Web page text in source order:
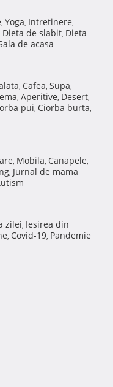
, Yoga, Intretinere,
Dieta de slabit, Dieta
de acasa
, Cafea, Supa,
, Aperitive, Desert,
pui, Ciorba burta,
, Mobila, Canapele,
, Jurnal de mama
zilei, Iesirea din
, Covid-19, Pandemie